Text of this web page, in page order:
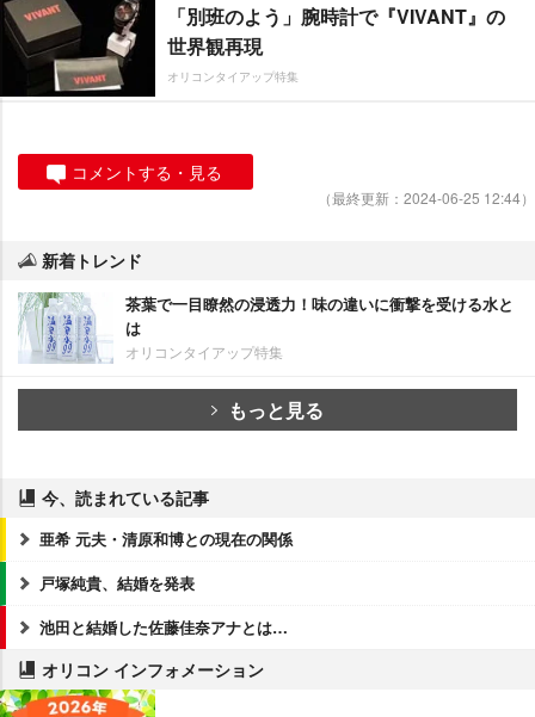
「別班のよう」腕時計で『VIVANT』の
世界観再現
オリコンタイアップ特集
コメントする・見る
（最終更新：2024-06-25 12:44）
新着トレンド
茶葉で一目瞭然の浸透力！味の違いに衝撃を受ける水と
は
オリコンタイアップ特集
もっと見る
今、読まれている記事
亜希 元夫・清原和博との現在の関係
戸塚純貴、結婚を発表
池田と結婚した佐藤佳奈アナとは…
オリコン インフォメーション